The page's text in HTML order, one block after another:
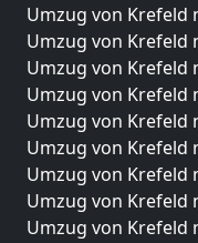
Umzug von Krefeld
Umzug von Krefeld
Umzug von Krefeld
Umzug von Krefeld
Umzug von Krefeld
Umzug von Krefeld
Umzug von Krefeld
Umzug von Krefeld
Umzug von Krefeld